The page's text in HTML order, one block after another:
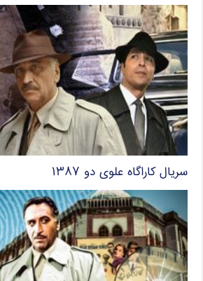
سریال کاراگاه علوی دو ۱۳۸۷